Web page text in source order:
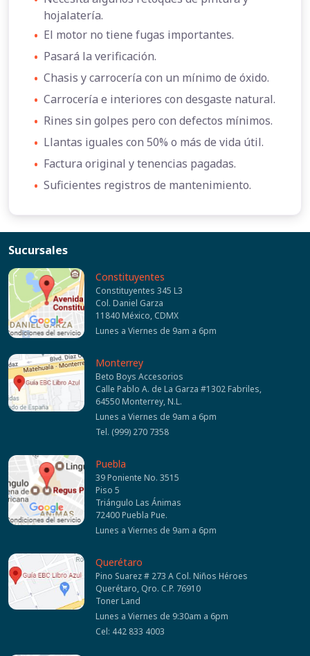
hojalatería.
• El motor no tiene fugas importantes.
• Pasará la verificación.
• Chasis y carrocería con un mínimo de óxido.
• Carrocería e interiores con desgaste natural.
• Rines sin golpes pero con defectos mínimos.
• Llantas iguales con 50% o más de vida útil.
• Factura original y tenencias pagadas.
• Suficientes registros de mantenimiento.
Sucursales
Constituyentes
Constituyentes 345 L3
Col. Daniel Garza
11840 México, CDMX
Lunes a Viernes de 9am a 6pm
Monterrey
Beto Boys Accesorios
Calle Pablo A. de La Garza #1302 Fabriles,
64550 Monterrey, N.L.
Lunes a Viernes de 9am a 6pm
Tel. (999) 270 7358
Puebla
39 Poniente No. 3515
Piso 5
Triángulo Las Ánimas
72400 Puebla Pue.
Lunes a Viernes de 9am a 6pm
Querétaro
Pino Suarez # 273 A Col. Niños Héroes
Querétaro, Qro. C.P. 76910
Toner Land
Lunes a Viernes de 9:30am a 6pm
Cel: 442 833 4003